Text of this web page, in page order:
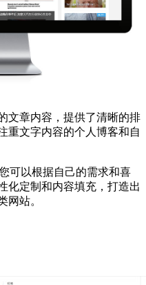
文章内容，提供了清晰的排
重文字内容的个人博客和自
可以根据自己的需求和喜
化定制和内容填充，打造出
网站。